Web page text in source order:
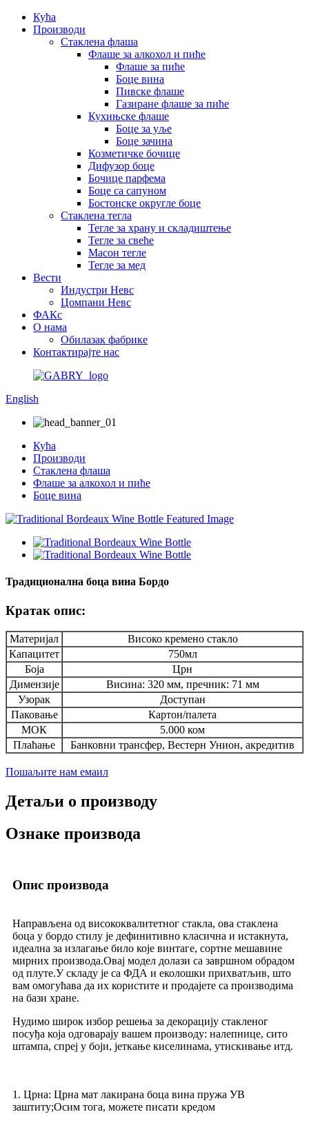
Кућа
Производи
Стаклена флаша
Флаше за алкохол и пиће
Флаше за пиће
Боце вина
Пивске флаше
Газиране флаше за пиће
Кухињске флаше
Боце за уље
Боце зачина
Козметичке бочице
Дифузор боце
Бочице парфема
Боце са сапуном
Бостонске округле боце
Стаклена тегла
Тегле за храну и складиштење
Тегле за свеће
Масон тегле
Тегле за мед
Вести
Индустри Невс
Цомпани Невс
ФАКс
О нама
Обилазак фабрике
Контактирајте нас
English
Кућа
Производи
Стаклена флаша
Флаше за алкохол и пиће
Боце вина
Традиционална боца вина Бордо
Кратак опис:
Материјал
Високо кремено стакло
Капацитет
750мл
Боја
Црн
Димензије
Висина: 320 мм, пречник: 71 мм
Узорак
Доступан
Паковање
Картон/палета
МОК
5.000 ком
Плаћање
Банковни трансфер, Вестерн Унион, акредитив
Пошаљите нам емаил
Детаљи о производу
Ознаке производа
Опис производа
Направљена од висококвалитетног стакла, ова стаклена
боца у бордо стилу је дефинитивно класична и истакнута,
идеална за излагање било које винтаге, сортне мешавине
мирних производа.Овај модел долази са завршном обрадом
од плуте.У складу је са ФДА и еколошки прихватљив, што
вам омогућава да их користите и продајете са производима
на бази хране.
Нудимо широк избор решења за декорацију стакленог
посуђа која одговарају вашем производу: налепнице, сито
штампа, спреј у боји, јеткање киселинама, утискивање итд.
1. Црна: Црна мат лакирана боца вина пружа УВ
заштиту;Осим тога, можете писати кредом